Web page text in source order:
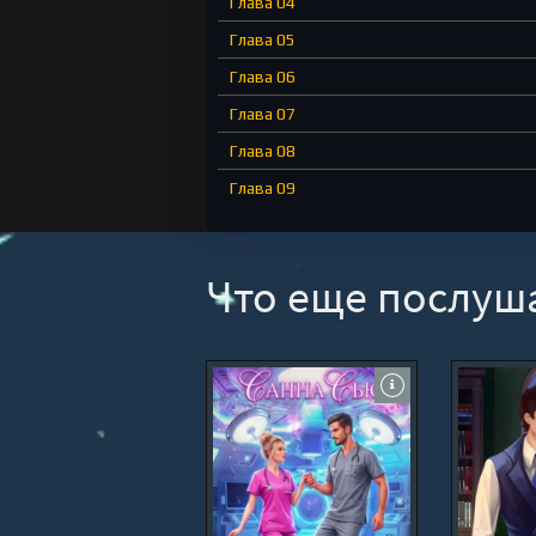
Глава 05
Глава 06
Глава 07
Глава 08
Глава 09
Глава 12
Глава 14
Глава 15
Глава 16
Глава 17
Глава 18
Что еще